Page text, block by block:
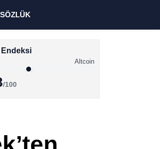
Altcoin Haberleri
SÖZLÜK
Altcoin
/100